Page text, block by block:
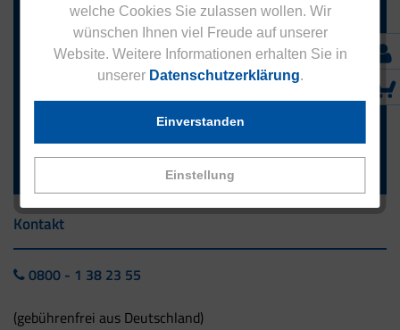
welche Cookies Sie zulassen wollen. Wir
wünschen Ihnen viel Freude auf unserer
Website. Weitere Informationen erhalten Sie in
unserer Datenschutzerklärung.
Einstellung
Einverstanden
Anmelden
Abonnieren Sie das kostenlose Eucell Gesundheitsmagazin
Die Abmeldung ist jederzeit möglich.
Kontakt
0800 - 1 38 23 55
(gebührenfrei aus Deutschland)